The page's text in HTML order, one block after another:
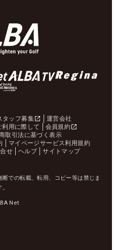
タッフ募集
運営会社
利用に際して
会員規約
取引法に基づく表示
マイページサービス利用規約
せ ヘルプ サイトマップ
での転載、転用、コピー等は禁じま
。
Net